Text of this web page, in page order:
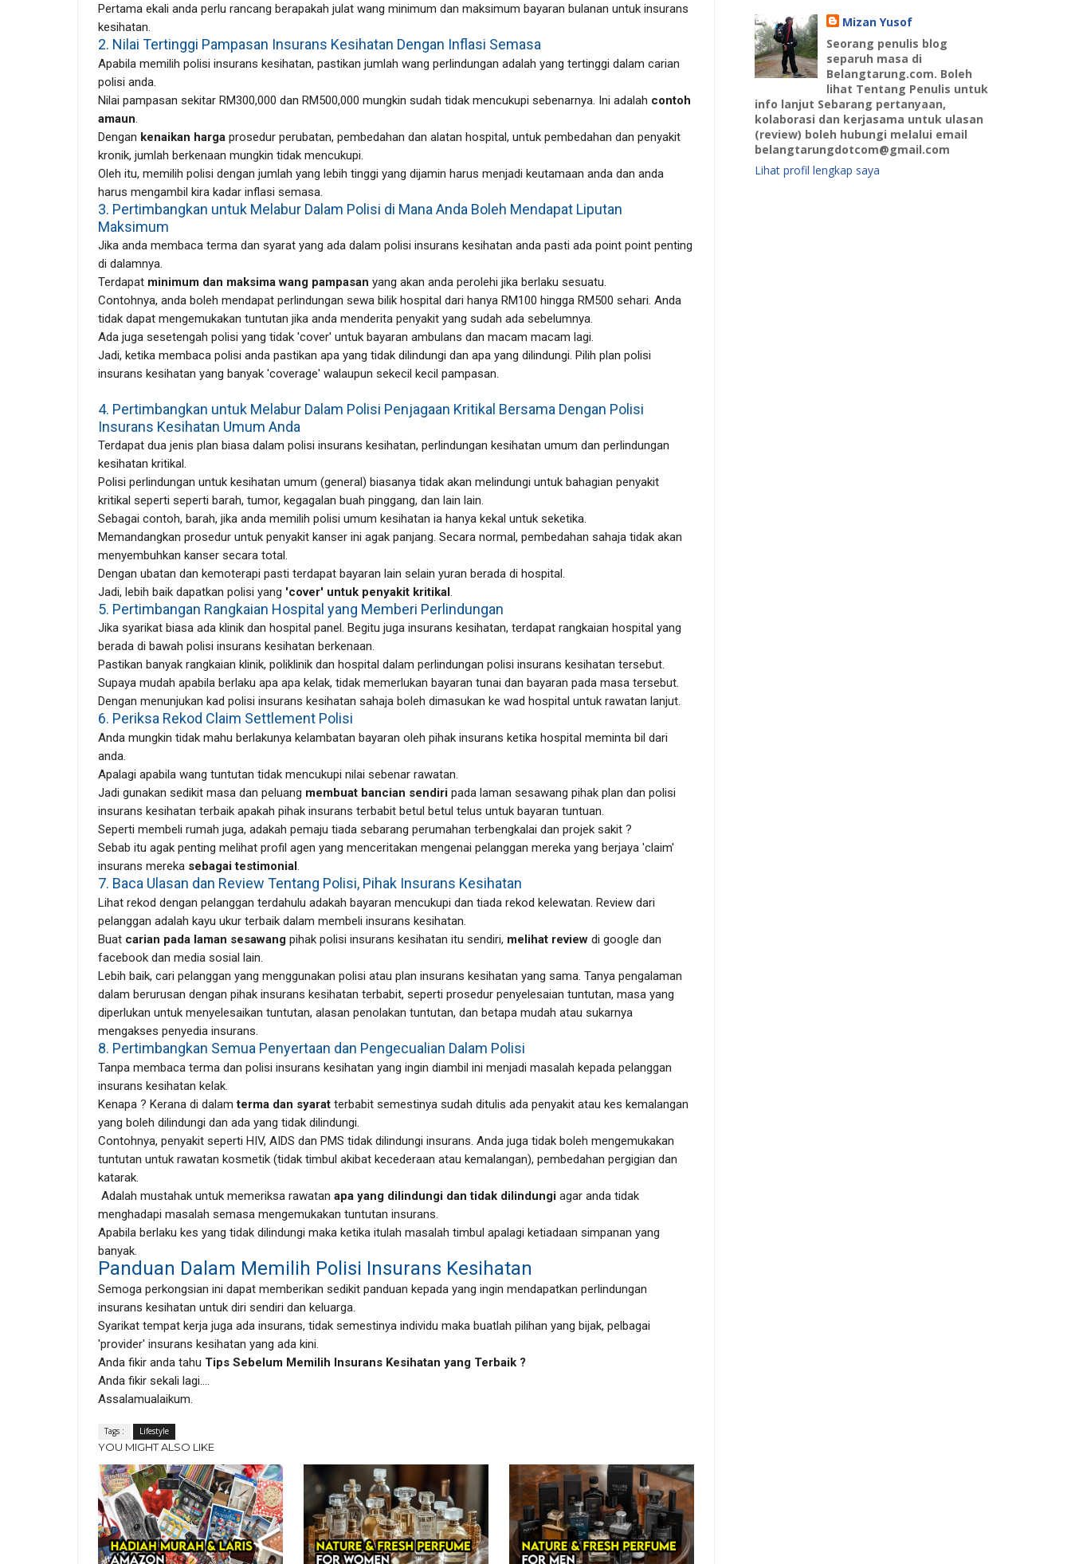
Pertama ekali anda perlu rancang berapakah julat wang minimum dan maksimum bayaran bulanan untuk insurans
kesihatan.
2. Nilai Tertinggi Pampasan Insurans Kesihatan Dengan Inflasi Semasa
Apabila memilih polisi insurans kesihatan, pastikan jumlah wang perlindungan adalah yang tertinggi dalam carian
polisi anda.
Nilai pampasan sekitar RM300,000 dan RM500,000 mungkin sudah tidak mencukupi sebenarnya. Ini adalah contoh
amaun
Dengan kenaikan harga prosedur perubatan, pembedahan dan alatan hospital, untuk pembedahan dan penyakit
kronik, jumlah berkenaan mungkin tidak mencukupi.
Oleh itu, memilih polisi dengan jumlah yang lebih tinggi yang dijamin harus menjadi keutamaan anda dan anda
harus mengambil kira kadar inflasi semasa.
3. Pertimbangkan untuk Melabur Dalam Polisi di Mana Anda Boleh Mendapat Liputan
Maksimum
Jika anda membaca terma dan syarat yang ada dalam polisi insurans kesihatan anda pasti ada point point penting
di dalamnya.
Terdapat minimum dan maksima wang pampasan yang akan anda perolehi jika berlaku sesuatu.
Contohnya, anda boleh mendapat perlindungan sewa bilik hospital dari hanya RM100 hingga RM500 sehari. Anda
tidak dapat mengemukakan tuntutan jika anda menderita penyakit yang sudah ada sebelumnya.
Ada juga sesetengah polisi yang tidak 'cover' untuk bayaran ambulans dan macam macam lagi.
Jadi, ketika membaca polisi anda pastikan apa yang tidak dilindungi dan apa yang dilindungi. Pilih plan polisi
insurans kesihatan yang banyak 'coverage' walaupun sekecil kecil pampasan.
4. Pertimbangkan untuk Melabur Dalam Polisi Penjagaan Kritikal Bersama Dengan Polisi
Insurans Kesihatan Umum Anda
Terdapat dua jenis plan biasa dalam polisi insurans kesihatan, perlindungan kesihatan umum dan perlindungan
kesihatan kritikal.
Polisi perlindungan untuk kesihatan umum (general) biasanya tidak akan melindungi untuk bahagian penyakit
kritikal seperti seperti barah, tumor, kegagalan buah pinggang, dan lain lain.
Sebagai contoh, barah, jika anda memilih polisi umum kesihatan ia hanya kekal untuk seketika.
Memandangkan prosedur untuk penyakit kanser ini agak panjang. Secara normal, pembedahan sahaja tidak akan
menyembuhkan kanser secara total.
Dengan ubatan dan kemoterapi pasti terdapat bayaran lain selain yuran berada di hospital.
Jadi, lebih baik dapatkan polisi yang 'cover' untuk penyakit kritikal
5. Pertimbangan Rangkaian Hospital yang Memberi Perlindungan
Jika syarikat biasa ada klinik dan hospital panel. Begitu juga insurans kesihatan, terdapat rangkaian hospital yang
berada di bawah polisi insurans kesihatan berkenaan.
Pastikan banyak rangkaian klinik, poliklinik dan hospital dalam perlindungan polisi insurans kesihatan tersebut.
Supaya mudah apabila berlaku apa apa kelak, tidak memerlukan bayaran tunai dan bayaran pada masa tersebut.
Dengan menunjukan kad polisi insurans kesihatan sahaja boleh dimasukan ke wad hospital untuk rawatan lanjut.
6. Periksa Rekod Claim Settlement Polisi
Anda mungkin tidak mahu berlakunya kelambatan bayaran oleh pihak insurans ketika hospital meminta bil dari
anda.
Apalagi apabila wang tuntutan tidak mencukupi nilai sebenar rawatan.
Jadi gunakan sedikit masa dan peluang membuat bancian sendiri pada laman sesawang pihak plan dan polisi
insurans kesihatan terbaik apakah pihak insurans terbabit betul betul telus untuk bayaran tuntuan.
Seperti membeli rumah juga, adakah pemaju tiada sebarang perumahan terbengkalai dan projek sakit ?
Sebab itu agak penting melihat profil agen yang menceritakan mengenai pelanggan mereka yang berjaya 'claim'
insurans mereka sebagai testimonial
7. Baca Ulasan dan Review Tentang Polisi, Pihak Insurans Kesihatan
Lihat rekod dengan pelanggan terdahulu adakah bayaran mencukupi dan tiada rekod kelewatan. Review dari
pelanggan adalah kayu ukur terbaik dalam membeli insurans kesihatan.
Buat carian pada laman sesawang pihak polisi insurans kesihatan itu sendiri, melihat review di google dan
facebook dan media sosial lain.
Lebih baik, cari pelanggan yang menggunakan polisi atau plan insurans kesihatan yang sama. Tanya pengalaman
dalam berurusan dengan pihak insurans kesihatan terbabit, seperti prosedur penyelesaian tuntutan, masa yang
diperlukan untuk menyelesaikan tuntutan, alasan penolakan tuntutan, dan betapa mudah atau sukarnya
mengakses penyedia insurans.
8. Pertimbangkan Semua Penyertaan dan Pengecualian Dalam Polisi
Tanpa membaca terma dan polisi insurans kesihatan yang ingin diambil ini menjadi masalah kepada pelanggan
insurans kesihatan kelak.
Kenapa ? Kerana di dalamterma dan syarat terbabit semestinya sudah ditulis ada penyakit atau kes kemalangan
yang boleh dilindungi dan ada yang tidak dilindungi.
Contohnya, penyakit seperti HIV, AIDS dan PMS tidak dilindungi insurans. Anda juga tidak boleh mengemukakan
tuntutan untuk rawatan kosmetik (tidak timbul akibat kecederaan atau kemalangan), pembedahan pergigian dan
katarak.
Adalah mustahak untuk memeriksa rawatan apa yang dilindungi dan tidak dilindungi agar anda tidak
menghadapi masalah semasa mengemukakan tuntutan insurans.
Apabila berlaku kes yang tidak dilindungi maka ketika itulah masalah timbul apalagi ketiadaan simpanan yang
banyak.
Panduan Dalam Memilih Polisi Insurans Kesihatan
Semoga perkongsian ini dapat memberikan sedikit panduan kepada yang ingin mendapatkan perlindungan
insurans kesihatan untuk diri sendiri dan keluarga.
Syarikat tempat kerja juga ada insurans, tidak semestinya individu maka buatlah pilihan yang bijak, pelbagai
'provider' insurans kesihatan yang ada kini.
Anda fikir anda tahu Tips Sebelum Memilih Insurans Kesihatan yang Terbaik ?
Anda fikir sekali lagi....
Assalamualaikum.
Tags : Lifestyle
YOU MIGHT ALSO LIKE
Mizan Yusof
Seorang penulis blog
separuh masa di
Belangtarung.com. Boleh
lihat Tentang Penulis untuk
info lanjut Sebarang pertanyaan,
kolaborasi dan kerjasama untuk ulasan
(review) boleh hubungi melalui email
belangtarungdotcom@gmail.com
Lihat profil lengkap saya